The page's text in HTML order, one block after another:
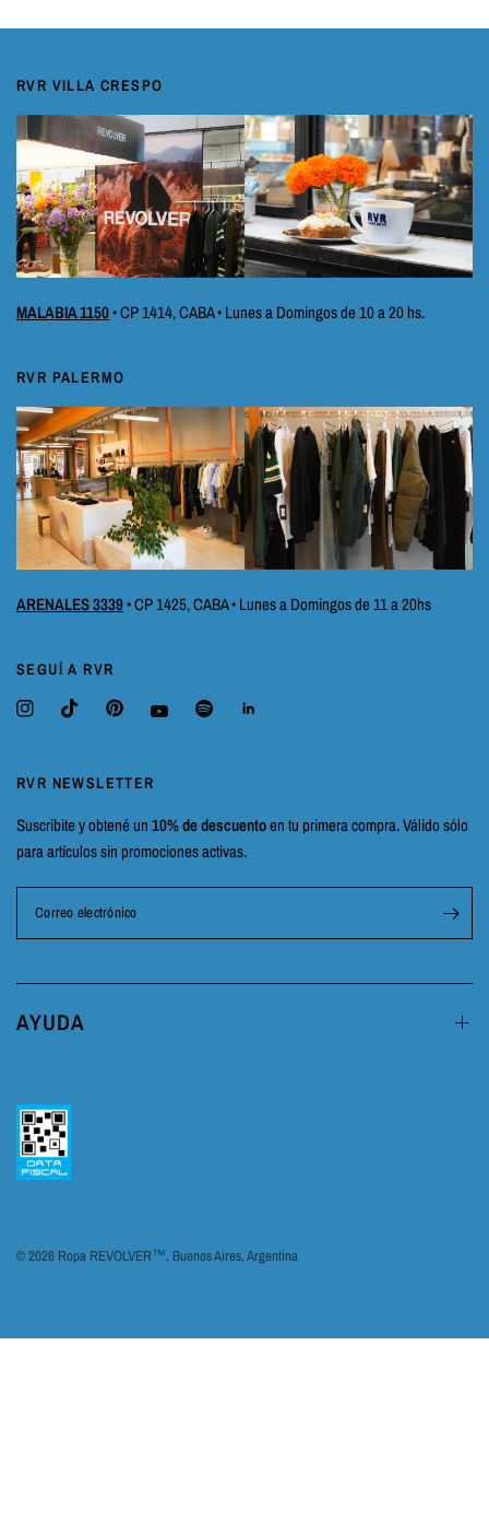
RVR VILLA CRESPO
MALABIA 1150• CP 1414, CABA • Lunes a Domingos de 10 a 20 hs.
RVR PALERMO
ARENALES 3339• CP 1425, CABA • Lunes a Domingos de 11 a 20hs
SEGUÍ A RVR
RVR NEWSLETTER
Suscribite y obtené un10% de descuentoen tu primera compra. Válido sólo
para artículos sin promociones activas.
Correo electrónico
AYUDA
© 2026 Ropa REVOLVER™, Buenos Aires, Argentina